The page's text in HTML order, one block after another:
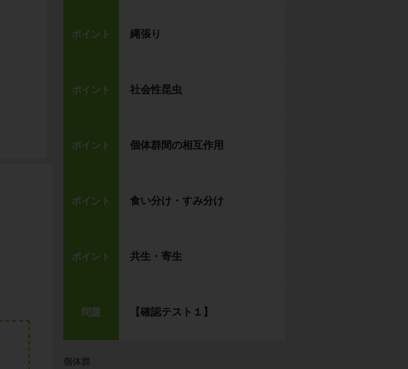
ポイント 縄張り
ポイント 社会性昆虫
ポイント 個体群間の相互作用
ポイント 食い分け・すみ分け
ポイント 共生・寄生
問題 【確認テスト１】
個体群